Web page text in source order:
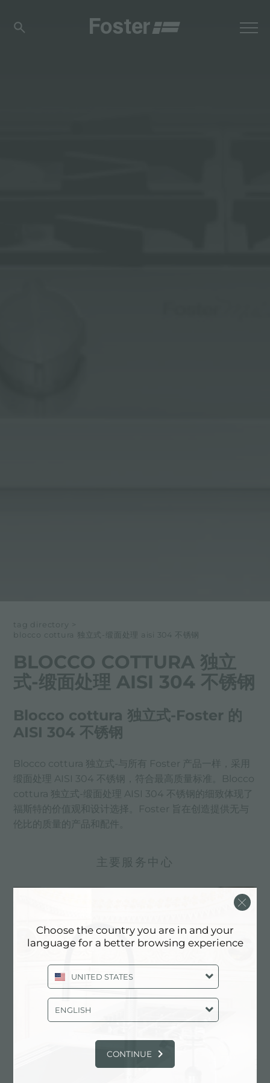
tag directory
>
blocco cottura 独立式-缎面处理 aisi 304 不锈钢
BLOCCO COTTURA 独立
式-缎面处理 AISI 304 不锈钢
Blocco cottura 独立式-Foster 的
AISI 304 不锈钢
Blocco cottura 独立式-与所有 Foster 产品一样，采用
缎面处理 AISI 304 不锈钢，符合最高质量标准。Blocco
cottura 独立式-缎面处理 AISI 304 不锈钢的细致体现了
福斯特的价值观和设计选择。Foster 旨在创造提供无与
伦比的质量的产品和配件。
主要服务中心
定制化设计
实现定制化是Foster产品的独特元素。
Choose the country you are in and your
language for a better browsing experience
UNITED STATES
ENGLISH
CONTINUE